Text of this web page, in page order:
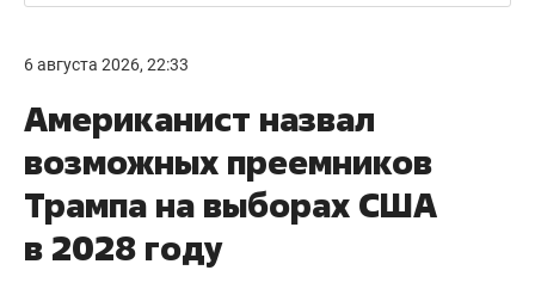
6 августа 2026, 22:33
Американист назвал
возможных преемников
Трампа на выборах США
в 2028 году